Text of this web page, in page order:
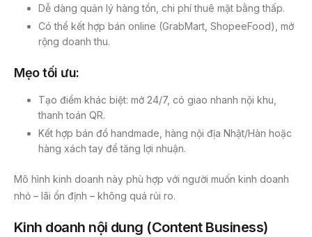
Dễ dàng quản lý hàng tồn, chi phí thuê mặt bằng thấp.
Có thể kết hợp bán online (GrabMart, ShopeeFood), mở
rộng doanh thu.
Mẹo tối ưu:
Tạo điểm khác biệt: mở 24/7, có giao nhanh nội khu,
thanh toán QR.
Kết hợp bán đồ handmade, hàng nội địa Nhật/Hàn hoặc
hàng xách tay để tăng lợi nhuận.
Mô hình kinh doanh này phù hợp với người muốn kinh doanh
nhỏ – lãi ổn định – không quá rủi ro.
Kinh doanh nội dung (Content Business)